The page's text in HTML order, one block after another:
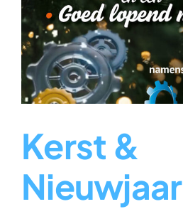
Kerst &
Nieuwjaar